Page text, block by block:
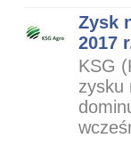
Zysk
2017
KSG
zysku